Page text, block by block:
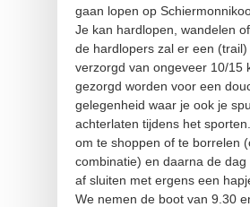
gaan lopen op
Je kan hardlopen, wandelen
de hardlopers zal er een
verzorgd van ongeveer 10/15
gezorgd worden voor een
gelegenheid waar je ook je
achterlaten tijdens het
om te shoppen of te borrelen
combinatie) en daarna de dag
af sluiten met ergens een
We nemen de boot van 9.30